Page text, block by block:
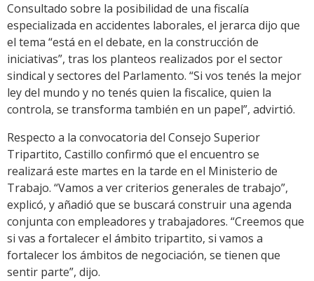
Consultado sobre la posibilidad de una fiscalía
especializada en accidentes laborales, el jerarca dijo que
el tema “está en el debate, en la construcción de
iniciativas”, tras los planteos realizados por el sector
sindical y sectores del Parlamento. “Si vos tenés la mejor
ley del mundo y no tenés quien la fiscalice, quien la
controla, se transforma también en un papel”, advirtió.
Respecto a la convocatoria del Consejo Superior
Tripartito, Castillo confirmó que el encuentro se
realizará este martes en la tarde en el Ministerio de
Trabajo. “Vamos a ver criterios generales de trabajo”,
explicó, y añadió que se buscará construir una agenda
conjunta con empleadores y trabajadores. “Creemos que
si vas a fortalecer el ámbito tripartito, si vamos a
fortalecer los ámbitos de negociación, se tienen que
sentir parte”, dijo.